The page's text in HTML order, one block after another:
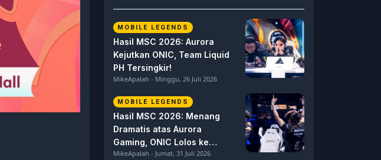
MOBILE LEGENDS
Hasil MSC 2026: Aurora
Kejutkan ONIC, Team Liquid
PH Tersingkir!
MikeApalah - Minggu, 26 Juli 2026
MOBILE LEGENDS
Hasil MSC 2026: Menang
Dramatis atas Aurora
Gaming, ONIC Lolos ke
Semifinal!
MikeApalah - Jumat, 31 Juli 2026